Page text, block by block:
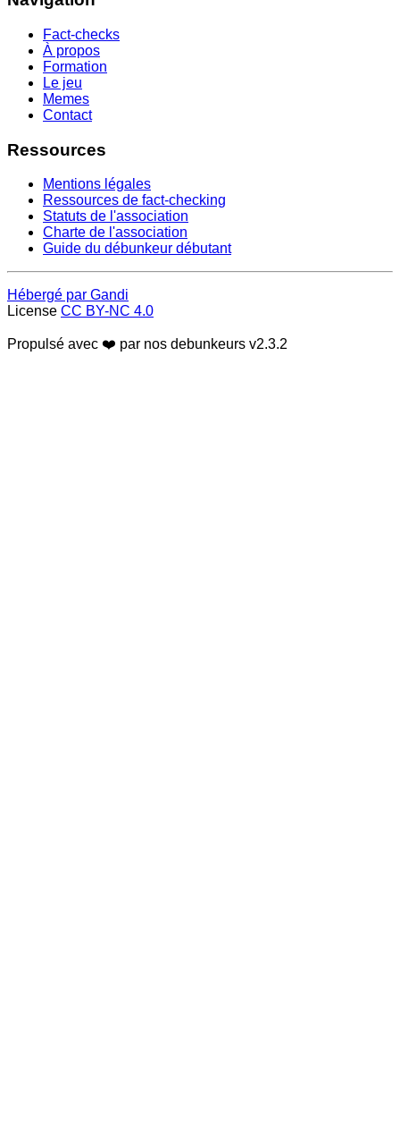
Fact-checks
À propos
Formation
Le jeu
Memes
Contact
Ressources
Mentions légales
Ressources de fact-checking
Statuts de l'association
Charte de l'association
Guide du débunkeur débutant
Hébergé par Gandi
License CC BY-NC 4.0
Propulsé avec ❤️ par nos debunkeurs v2.3.2